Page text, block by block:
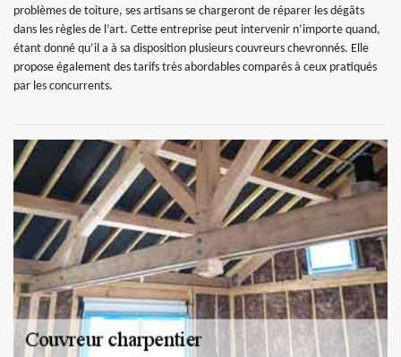
problèmes de toiture, ses artisans se chargeront de réparer les dégâts
dans les règles de l’art. Cette entreprise peut intervenir n’importe quand,
étant donné qu’il a à sa disposition plusieurs couvreurs chevronnés. Elle
propose également des tarifs très abordables comparés à ceux pratiqués
par les concurrents.